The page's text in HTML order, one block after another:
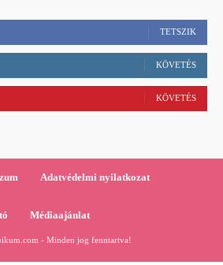
TETSZIK
KÖVETÉS
KÖVETÉS
Adatvédelmi nyilatkozat
Médiaajánlat
- Minden jog fenntartva!